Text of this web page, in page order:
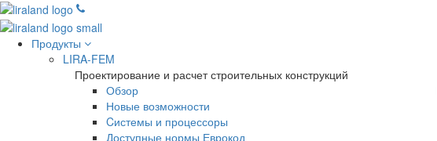
Продукты
LIRA-FEM
Проектирование и расчет строительных конструкций
Обзор
Новые возможности
Cистемы и процессоры
Доступные нормы Еврокод